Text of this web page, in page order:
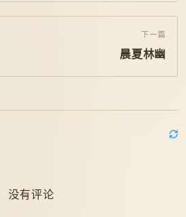
下一篇
晨夏林幽
没有评论